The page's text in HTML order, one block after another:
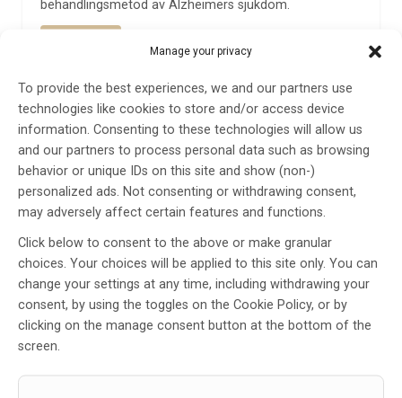
Manage your privacy
To provide the best experiences, we and our partners use
technologies like cookies to store and/or access device
information. Consenting to these technologies will allow us
and our partners to process personal data such as browsing
behavior or unique IDs on this site and show (non-)
personalized ads. Not consenting or withdrawing consent,
may adversely affect certain features and functions.
Click below to consent to the above or make granular
choices. Your choices will be applied to this site only. You can
change your settings at any time, including withdrawing your
consent, by using the toggles on the Cookie Policy, or by
clicking on the manage consent button at the bottom of the
screen.
behandlingsmetod av Alzheimers sjukdom.
Nyutvecklad metod visar stor
potential för behandling av
Alzheimers sjukdom
AvUppsala universitet
2 nov 2020
Etiketter: Alzheimers,amyloid beta, Greta Hultqvist ,
somatostatin,Uppsala universitet
I en nypublicerad artikel beskriver en forskningsgrupp
vid Uppsala universitet en ny behandlingsmetod som